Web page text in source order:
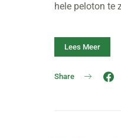
hele peloton te
Lees Meer
Share